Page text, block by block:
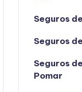
Seguros
Seguros
Seguros
Pomar